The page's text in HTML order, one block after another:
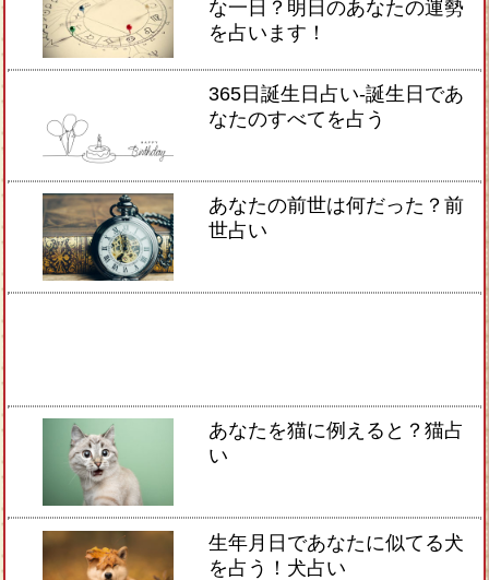
な一日？明日のあなたの運勢
を占います！
365日誕生日占い-誕生日であ
なたのすべてを占う
あなたの前世は何だった？前
世占い
あなたを猫に例えると？猫占
い
生年月日であなたに似てる犬
を占う！犬占い